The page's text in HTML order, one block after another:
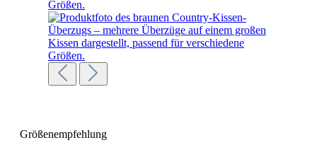
Größenempfehlung